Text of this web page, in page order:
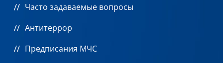
Часто задаваемые вопросы
Антитеррор
Предписания МЧС